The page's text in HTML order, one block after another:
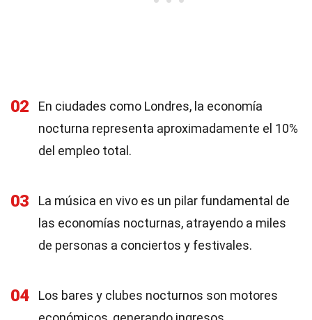
02
En ciudades como Londres, la economía
nocturna representa aproximadamente el 10%
del empleo total.
03
La música en vivo es un pilar fundamental de
las economías nocturnas, atrayendo a miles
de personas a conciertos y festivales.
04
Los bares y clubes nocturnos son motores